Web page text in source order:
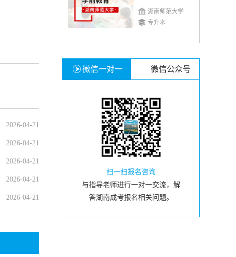
2026-04-21
2026-04-21
2026-04-21
2026-04-21
2026-04-21
湖南师范大学
专升本
微信一对一 微信公众号
扫一扫报名咨询
与指导老师进行一对一交流，解
答湖南成考报名相关问题。